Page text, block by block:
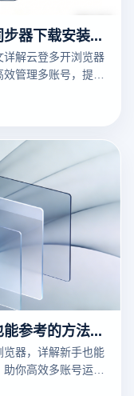
想使用却不知如何下载？窗口同步器下载安装教程详细解答
解云登多开浏览器
管理多账号，提升
窗口同步器怎么用？新手小白也能参考的方法攻略
器，详解新手也能
助你高效多账号运